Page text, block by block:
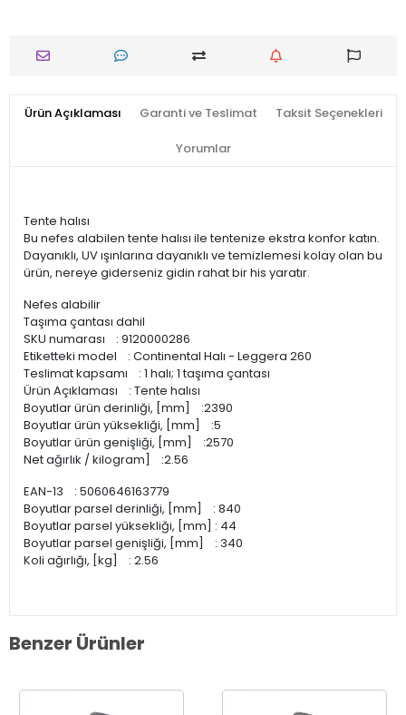
Ürün Açıklaması Garanti ve Teslimat Taksit Seçenekleri
Yorumlar
Tente halısı
Bu nefes alabilen tente halısı ile tentenize ekstra konfor katın.
Dayanıklı, UV ışınlarına dayanıklı ve temizlemesi kolay olan bu
ürün, nereye giderseniz gidin rahat bir his yaratır.
Nefes alabilir
Taşıma çantası dahil
SKU numarası : 9120000286
Etiketteki model : Continental Halı - Leggera 260
Teslimat kapsamı : 1 halı; 1 taşıma çantası
Ürün Açıklaması : Tente halısı
Boyutlar ürün derinliği, [mm] :2390
Boyutlar ürün yüksekliği, [mm] :5
Boyutlar ürün genişliği, [mm] :2570
Net ağırlık / kilogram] :2.56
EAN-13 : 5060646163779
Boyutlar parsel derinliği, [mm] : 840
Boyutlar parsel yüksekliği, [mm] : 44
Boyutlar parsel genişliği, [mm] : 340
Koli ağırlığı, [kg] : 2.56
Benzer Ürünler